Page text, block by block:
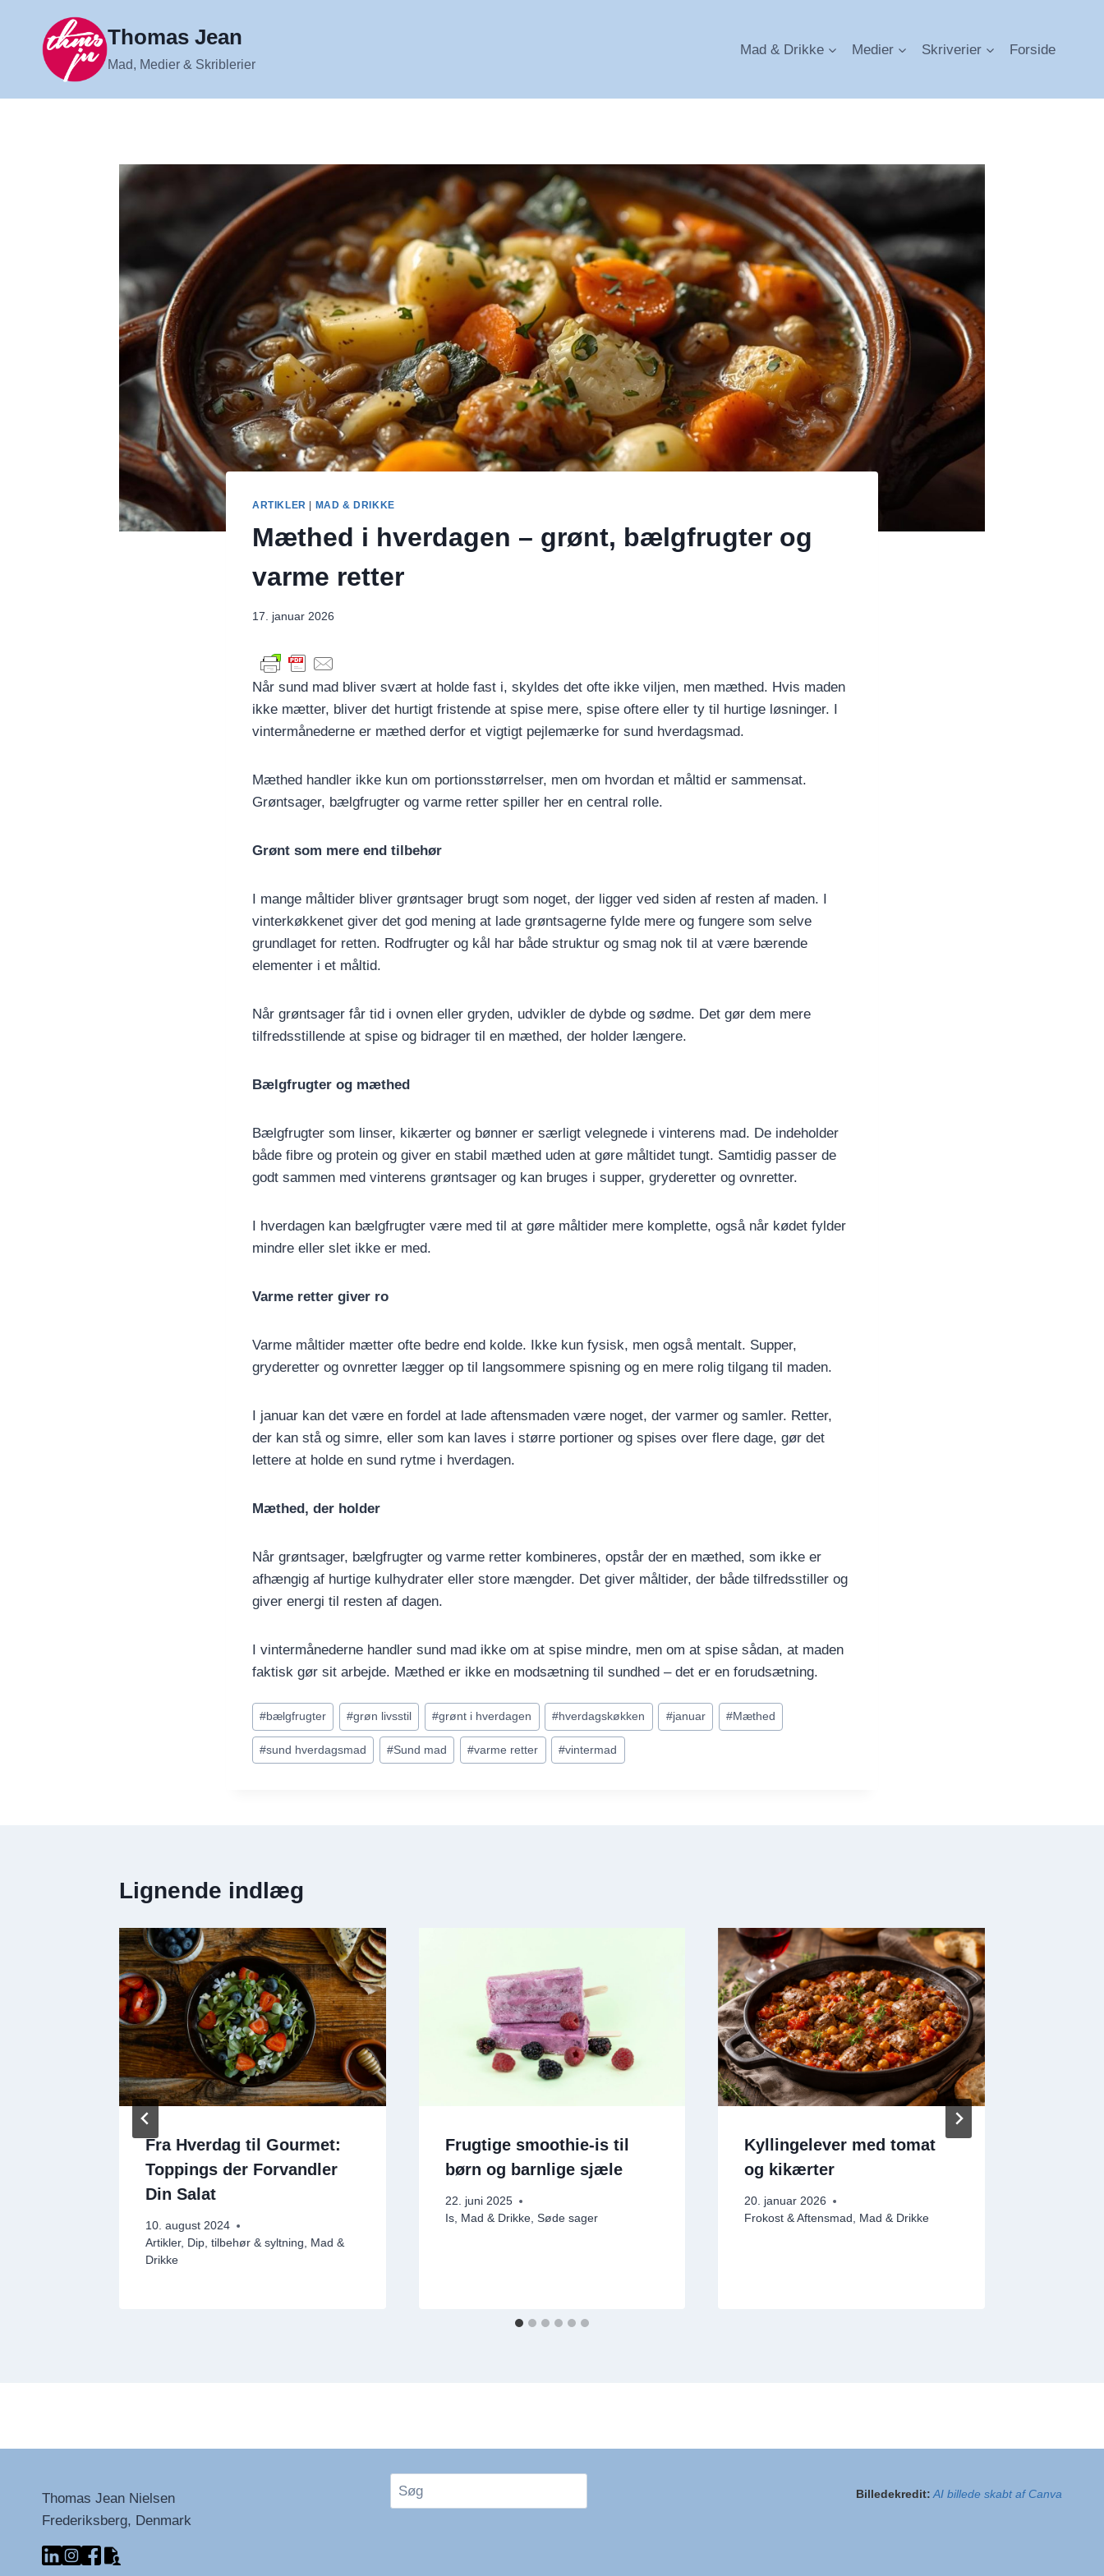
indhold
Thomas Jean
Mad, Medier & Skriblerier
Mad & Drikke Medier Skriverier Forside
ARTIKLER | MAD & DRIKKE
Mæthed i hverdagen – grønt, bælgfrugter og
varme retter
17. januar 2026
Når sund mad bliver svært at holde fast i, skyldes det ofte ikke viljen, men mæthed. Hvis maden
ikke mætter, bliver det hurtigt fristende at spise mere, spise oftere eller ty til hurtige løsninger. I
vintermånederne er mæthed derfor et vigtigt pejlemærke for sund hverdagsmad.
Mæthed handler ikke kun om portionsstørrelser, men om hvordan et måltid er sammensat.
Grøntsager, bælgfrugter og varme retter spiller her en central rolle.
Grønt som mere end tilbehør
I mange måltider bliver grøntsager brugt som noget, der ligger ved siden af resten af maden. I
vinterkøkkenet giver det god mening at lade grøntsagerne fylde mere og fungere som selve
grundlaget for retten. Rodfrugter og kål har både struktur og smag nok til at være bærende
elementer i et måltid.
Når grøntsager får tid i ovnen eller gryden, udvikler de dybde og sødme. Det gør dem mere
tilfredsstillende at spise og bidrager til en mæthed, der holder længere.
Bælgfrugter og mæthed
Bælgfrugter som linser, kikærter og bønner er særligt velegnede i vinterens mad. De indeholder
både fibre og protein og giver en stabil mæthed uden at gøre måltidet tungt. Samtidig passer de
godt sammen med vinterens grøntsager og kan bruges i supper, gryderetter og ovnretter.
I hverdagen kan bælgfrugter være med til at gøre måltider mere komplette, også når kødet fylder
mindre eller slet ikke er med.
Varme retter giver ro
Varme måltider mætter ofte bedre end kolde. Ikke kun fysisk, men også mentalt. Supper,
gryderetter og ovnretter lægger op til langsommere spisning og en mere rolig tilgang til maden.
I januar kan det være en fordel at lade aftensmaden være noget, der varmer og samler. Retter,
der kan stå og simre, eller som kan laves i større portioner og spises over flere dage, gør det
lettere at holde en sund rytme i hverdagen.
Mæthed, der holder
Når grøntsager, bælgfrugter og varme retter kombineres, opstår der en mæthed, som ikke er
afhængig af hurtige kulhydrater eller store mængder. Det giver måltider, der både tilfredsstiller og
giver energi til resten af dagen.
I vintermånederne handler sund mad ikke om at spise mindre, men om at spise sådan, at maden
faktisk gør sit arbejde. Mæthed er ikke en modsætning til sundhed – det er en forudsætning.
Indlæg-
tags:
#bælgfrugter #grøn livsstil #grønt i hverdagen #hverdagskøkken #januar #Mæthed
#sund hverdagsmad #Sund mad #varme retter #vintermad
Lignende indlæg
Fra Hverdag til Gourmet:
Toppings der Forvandler
Din Salat
10. august 2024
Artikler, Dip, tilbehør & syltning, Mad &
Drikke
Frugtige smoothie-is til
børn og barnlige sjæle
22. juni 2025
Is, Mad & Drikke, Søde sager
Kyllingelever med tomat
og kikærter
20. januar 2026
Frokost & Aftensmad , Mad & Drikke
Thomas Jean Nielsen
Frederiksberg, Denmark
Søg
Billedekredit: AI billede skabt af Canva